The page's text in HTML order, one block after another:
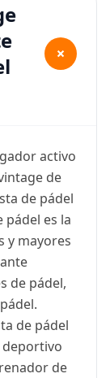
+
activo
de
de pádel
es la
y mayores
de pádel,
de pádel
deportivo
de